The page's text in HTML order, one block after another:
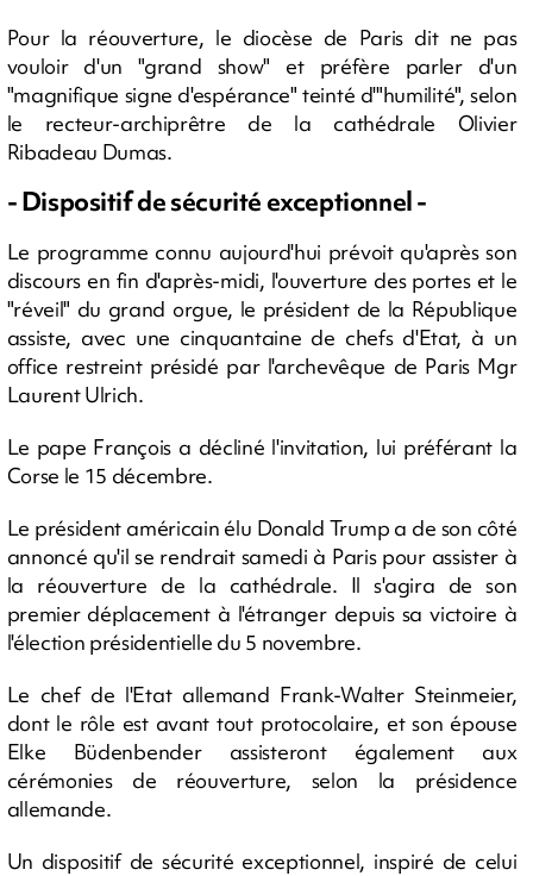
Pour la réouverture, le diocèse de Paris dit ne pas
vouloir d'un "grand show" et préfère parler d'un
"magnifique signe d'espérance" teinté d'"humilité", selon
le recteur-archiprêtre de la cathédrale Olivier
Ribadeau Dumas.
- Dispositif de sécurité exceptionnel -
Le programme connu aujourd'hui prévoit qu'après son
discours en fin d'après-midi, l'ouverture des portes et le
"réveil" du grand orgue, le président de la République
assiste, avec une cinquantaine de chefs d'Etat, à un
office restreint présidé par l'archevêque de Paris Mgr
Laurent Ulrich.
Le pape François a décliné l'invitation, lui préférant la
Corse le 15 décembre.
Le président américain élu Donald Trump a de son côté
annoncé qu'il se rendrait samedi à Paris pour assister à
la réouverture de la cathédrale. Il s'agira de son
premier déplacement à l'étranger depuis sa victoire à
l'élection présidentielle du 5 novembre.
Le chef de l'Etat allemand Frank-Walter Steinmeier,
dont le rôle est avant tout protocolaire, et son épouse
Elke Büdenbender assisteront également aux
cérémonies de réouverture, selon la présidence
allemande.
Un dispositif de sécurité exceptionnel, inspiré de celui